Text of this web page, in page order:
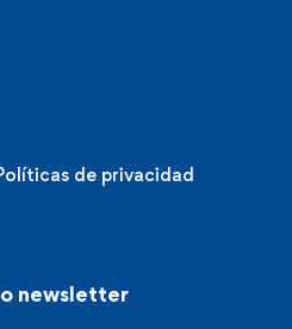
de privacidad
newsletter